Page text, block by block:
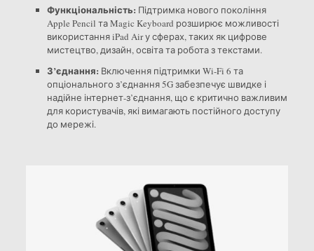
Функціональність: Підтримка нового покоління
Apple Pencil та Magic Keyboard розширює можливості
використання iPad Air у сферах, таких як цифрове
мистецтво, дизайн, освіта та робота з текстами.
З’єднання: Включення підтримки Wi-Fi 6 та
опціонального з’єднання 5G забезпечує швидке і
надійне інтернет-з’єднання, що є критично важливим
для користувачів, які вимагають постійного доступу
до мережі.